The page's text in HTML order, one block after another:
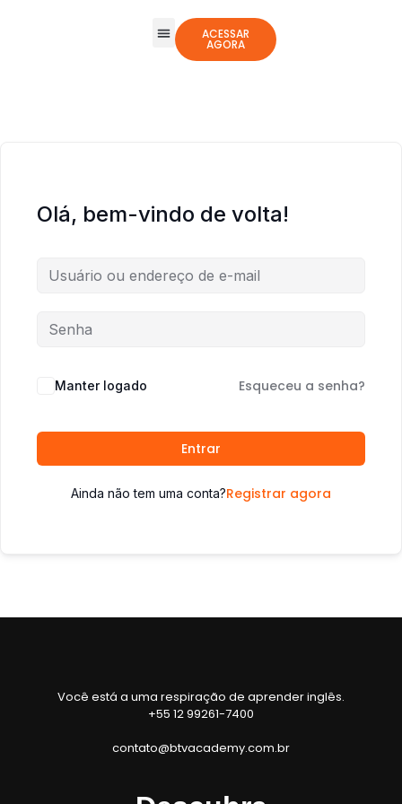
ACESSAR
AGORA
Olá, bem-vindo de volta!
Manter logado Esqueceu a senha?
Entrar
Ainda não tem uma conta?Registrar agora
Você está a uma respiração de aprender inglês.
+55 12 99261-7400
contato@btvacademy.com.br